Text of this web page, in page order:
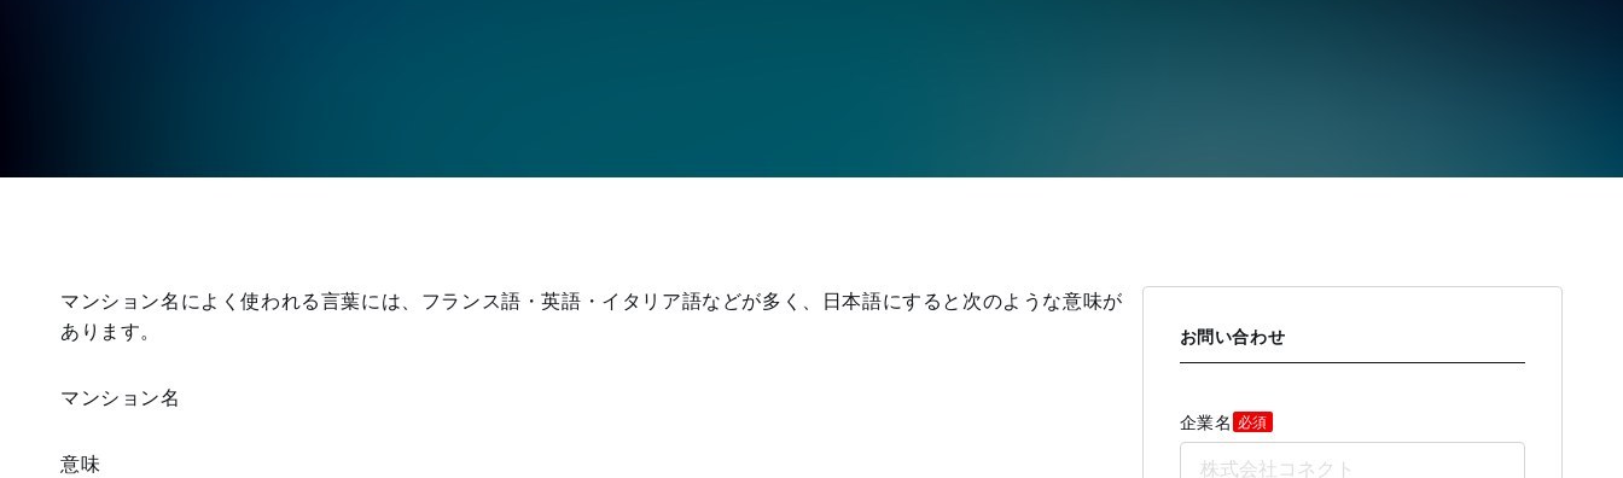
マンション名によく使われる言葉には、フランス語・英語・イタリア語などが多く、日本語にすると次のような意味が
あります。
マンション名
意味
お問い合わせ
企業名 必須